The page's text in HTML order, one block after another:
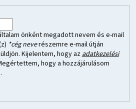
önként megadott nevem és e-mail
*cég neverészemre e-mail útján
Kijelentem, hogy az adatkezelési
hogy a hozzájárulásom